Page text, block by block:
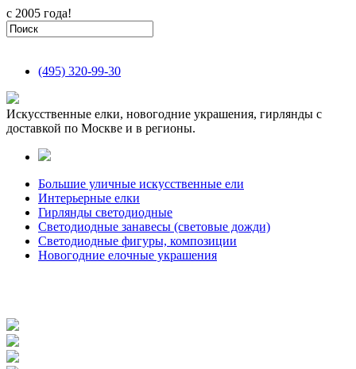
с 2005 года!
(495) 320-99-30
Искусственные елки, новогодние украшения, гирлянды с
доставкой по Москве и в регионы.
Большие уличные искусственные ели
Интерьерные елки
Гирлянды светодиодные
Светодиодные занавесы (световые дожди)
Светодиодные фигуры, композиции
Новогодние елочные украшения